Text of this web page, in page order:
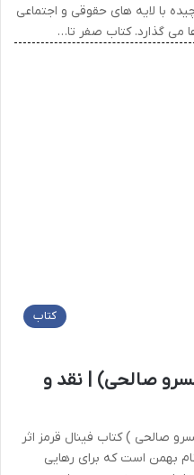
با لایه های حقوقی و اجتماعی
می گذارد. کتاب صفر تا…
کتاب
صالحی) | نقد و
صالحی ) کتاب فینال قرمز اثر
بهمن است که برای رهایی